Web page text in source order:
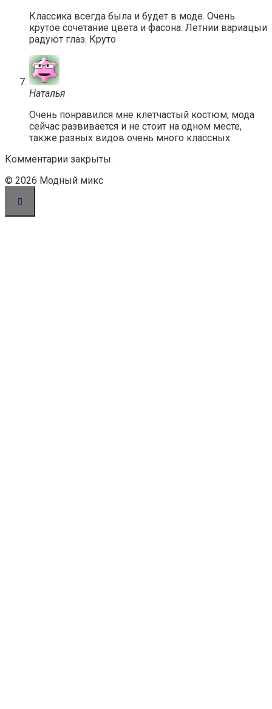
Классика всегда была и будет в моде. Очень
крутое сочетание цвета и фасона. Летнии вариацыи
радуют глаз. Круто
Наталья
Очень понравился мне клетчастый костюм, мода
сейчас развивается и не стоит на одном месте,
также разных видов очень много классных.
Комментарии закрыты.
© 2026 Модный микс